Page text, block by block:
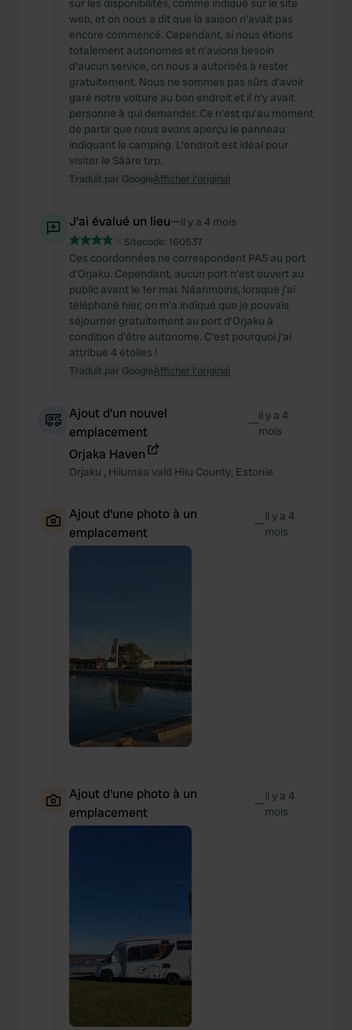
sur les disponibilités, comme indiqué sur le site
web, et on nous a dit que la saison n'avait pas
encore commencé. Cependant, si nous étions
totalement autonomes et n'avions besoin
d'aucun service, on nous a autorisés à rester
gratuitement. Nous ne sommes pas sûrs d'avoir
garé notre voiture au bon endroit et il n'y avait
personne à qui demander. Ce n'est qu'au moment
de partir que nous avons aperçu le panneau
indiquant le camping. L'endroit est idéal pour
visiter le Sääre tirp.
Traduit par GoogleAfficher l'original
J'ai évalué un lieu—il y a 4 mois
Sitecode: 160537
Ces coordonnées ne correspondent PAS au port
d'Orjaku. Cependant, aucun port n'est ouvert au
public avant le 1er mai. Néanmoins, lorsque j'ai
téléphoné hier, on m'a indiqué que je pouvais
séjourner gratuitement au port d'Orjaku à
condition d'être autonome. C'est pourquoi j'ai
attribué 4 étoiles !
Traduit par GoogleAfficher l'original
Ajout d'un nouvel
emplacement
—il y a 4
mois
Orjaka Haven
Orjaku , Hiiumaa vald Hiiu County, Estonie
Ajout d'une photo à un
emplacement
—il y a 4
mois
Ajout d'une photo à un
emplacement
—il y a 4
mois